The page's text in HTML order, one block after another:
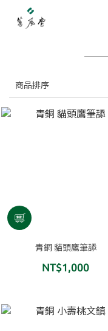
商品排序
青銅 貓頭鷹筆舔
NT$1,000